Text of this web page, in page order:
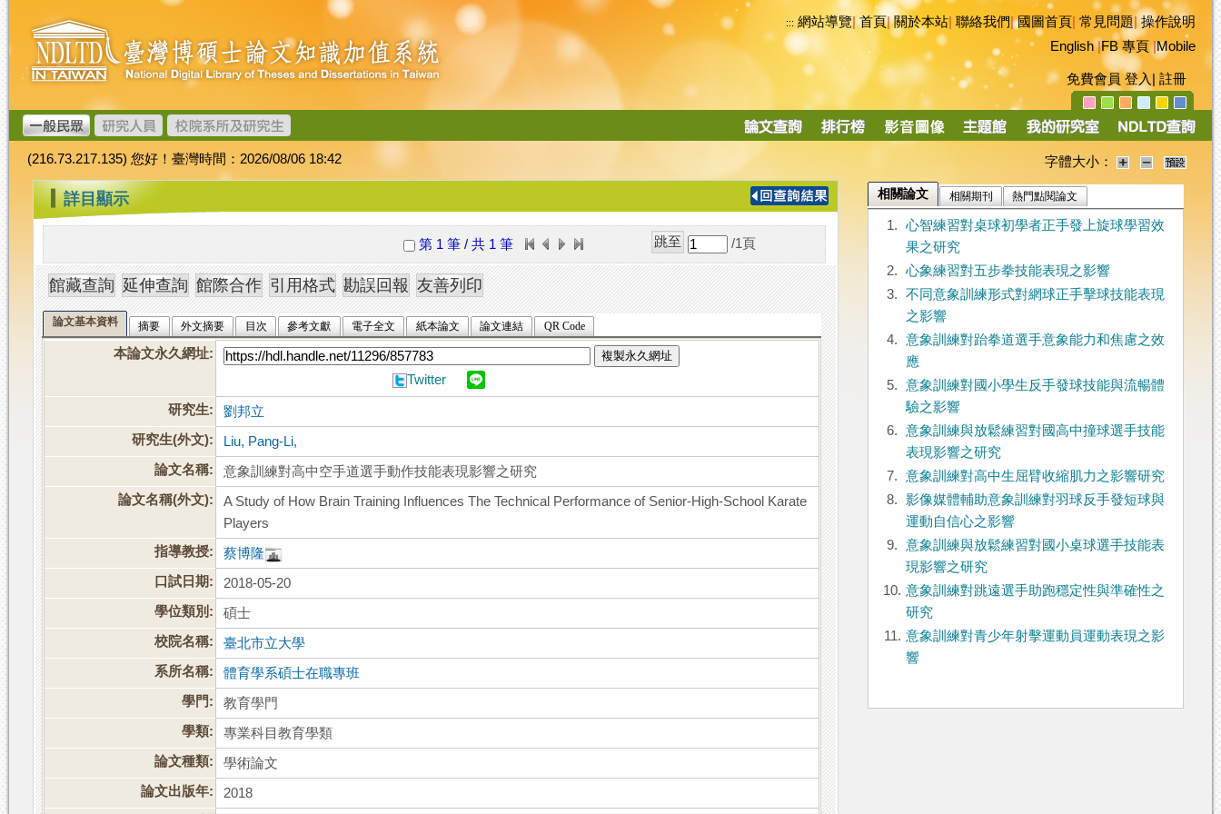
跳
到
主
要
內
容
臺
灣
博
碩
士
論
文
加
值
系
統
::: 網站導覽|首頁|關於本站 聯絡我們|國圖首頁 常見問題|操作說明
English|FB 專頁|Mobile
免費會員 登入 註冊
導
(216.73.217.135) 您好！臺灣時間：2026/08/06 18:42 字體大小：
::: 詳目顯示
第 1 筆 / 共 1 筆 /1 頁
論文基本資料 摘要 外文摘要 目次 參考文獻 電子全文 紙本論文 論文連結 QR Code
本論文永久網址: 複製永久網址
Twitter
研究生:
劉邦立
研究生(外文):
Liu, Pang-Li,
論文名稱:
意象訓練對高中空手道選手動作技能表現影響之研究
論文名稱(外文):
A Study of How Brain Training Influences The Technical Performance of Senior-High-School Karate
Players
指導教授:
蔡博隆
口試日期:
2018-05-20
學位類別:
碩士
校院名稱:
臺北市立大學
系所名稱:
體育學系碩士在職專班
學門:
教育學門
學類:
專業科目教育學類
論文種類:
學術論文
論文出版年:
2018
相關論文 相關期刊 熱門點閱論文
1.
心智練習對桌球初學者正手發上旋球學習效
果之研究
2.
心象練習對五步拳技能表現之影響
3.
不同意象訓練形式對網球正手擊球技能表現
之影響
4.
意象訓練對跆拳道選手意象能力和焦慮之效
應
5.
意象訓練對國小學生反手發球技能與流暢體
驗之影響
6.
意象訓練與放鬆練習對國高中撞球選手技能
表現影響之研究
7.
意象訓練對高中生屈臂收縮肌力之影響研究
8.
影像媒體輔助意象訓練對羽球反手發短球與
運動自信心之影響
9.
意象訓練與放鬆練習對國小桌球選手技能表
現影響之研究
10. 意象訓練對跳遠選手助跑穩定性與準確性之
研究
11. 意象訓練對青少年射擊運動員運動表現之影
響